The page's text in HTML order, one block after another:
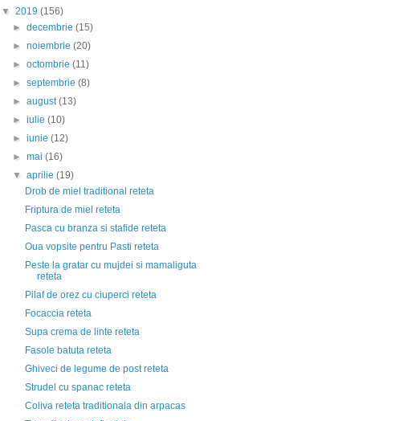
▼ 2019 (156)
►decembrie(15)
►noiembrie(20)
►octombrie(11)
►septembrie(8)
►august(13)
►iulie(10)
►iunie(12)
►mai(16)
▼aprilie(19)
Drob de miel traditional reteta
Friptura de miel reteta
Pasca cu branza si stafide reteta
Oua vopsite pentru Pasti reteta
Peste la gratar cu mujdei si mamaliguta
reteta
Pilaf de orez cu ciuperci reteta
Focaccia reteta
Supa crema de linte reteta
Fasole batuta reteta
Ghiveci de legume de post reteta
Strudel cu spanac reteta
Coliva reteta traditionala din arpacas